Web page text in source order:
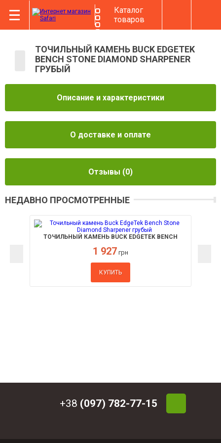
Каталог
товаров
ТОЧИЛЬНЫЙ КАМЕНЬ BUCK EDGETEK
BENCH STONE DIAMOND SHARPENER
ГРУБЫЙ
Описание и характеристики
О доставке и оплате
Отзывы (0)
НЕДАВНО ПРОСМОТРЕННЫЕ
ТОЧИЛЬНЫЙ КАМЕНЬ BUCK EDGETEK BENCH
1 927 грн
КУПИТЬ
+38 (097) 782-77-15